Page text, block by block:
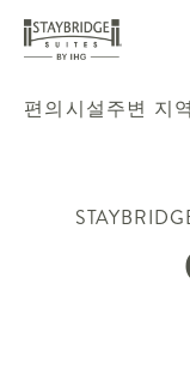
편의시설주변 지역